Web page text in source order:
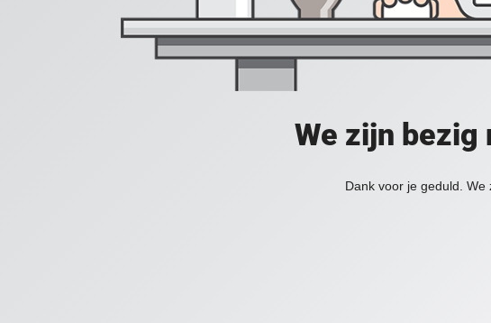
We zijn bezig
Dank voor je geduld. We